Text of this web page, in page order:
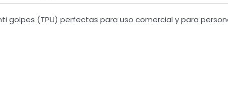
o
k
r
a
golpes (TPU) perfectas para uso comercial y para